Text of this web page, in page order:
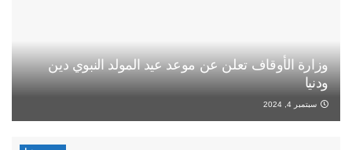
وزارة الأوقاف تعلن عن موعد عيد المولد النبوي دين
ودنيا
سبتمبر 4, 2024